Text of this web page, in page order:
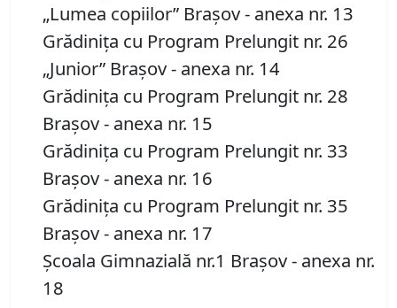
„Lumea copiilor” Braşov - anexa nr. 13
Grădiniţa cu Program Prelungit nr. 26
„Junior” Braşov - anexa nr. 14
Grădiniţa cu Program Prelungit nr. 28
Braşov - anexa nr. 15
Grădiniţa cu Program Prelungit nr. 33
Braşov - anexa nr. 16
Grădiniţa cu Program Prelungit nr. 35
Braşov - anexa nr. 17
Şcoala Gimnazială nr.1 Braşov - anexa nr.
18